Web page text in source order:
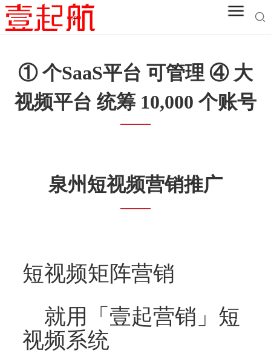
① 个SaaS平台 可管理 ④ 大
视频平台 统筹 10,000 个账号
泉州短视频营销推广
短视频矩阵营销
就用「壹起营销」短
视频系统